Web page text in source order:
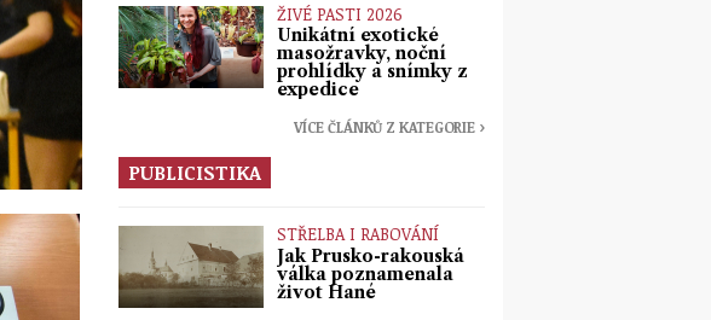
ŽIVÉ PASTI 2026
Unikátní exotické
masožravky, noční
prohlídky a snímky z
expedice
VÍCE ČLÁNKŮ Z KATEGORIE ›
PUBLICISTIKA
STŘELBA I RABOVÁNÍ
Jak Prusko-rakouská
válka poznamenala
život Hané